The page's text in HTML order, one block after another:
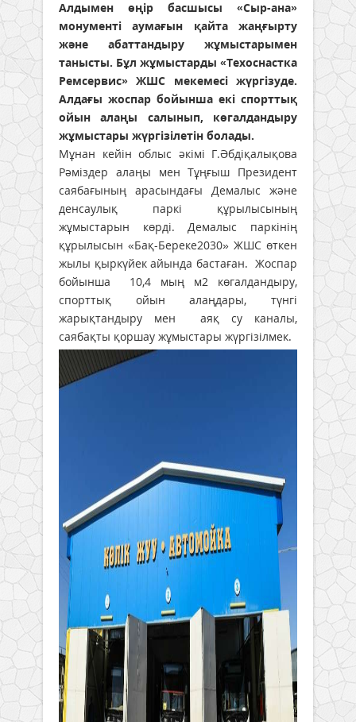
Алдымен өңір басшысы «Сыр-ана»
монументі аумағын қайта жаңғырту
және абаттандыру жұмыстарымен
танысты. Бұл жұмыстарды «Техоснастка
Ремсервис» ЖШС мекемесі жүргізуде.
Алдағы жоспар бойынша екі спорттық
ойын алаңы салынып, көгалдандыру
жұмыстары жүргізілетін болады.
Мұнан кейін облыс әкімі Г.Әбдіқалықова
Рәміздер алаңы мен Тұңғыш Президент
саябағының арасындағы Демалыс және
денсаулық паркі құрылысының
жұмыстарын көрді. Демалыс паркінің
құрылысын «Бақ-Береке2030» ЖШС өткен
жылы қыркүйек айында бастаған. Жоспар
бойынша 10,4 мың м2 көгалдандыру,
спорттық ойын алаңдары, түнгі
жарықтандыру мен аяқ су каналы,
саябақты қоршау жұмыстары жүргізілмек.